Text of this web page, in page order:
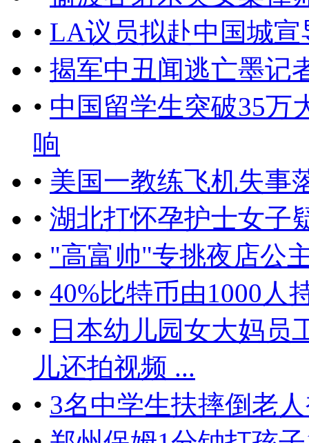
• LA议员拟赴中国城宣
• 揭军中丑闻逃亡墨记
• 中国留学生突破35万
响
• 美国一教练飞机失事
• 湖北打怀孕护士女子
• "高富帅"专挑夜店公
• 40%比特币由1000人
• 日本幼儿园女大妈员
儿还拍视频 ...
• 3名中学生扶摔倒老